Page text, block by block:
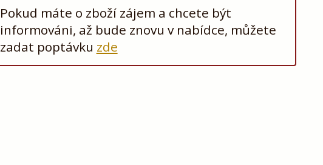
Pokud máte o zboží zájem a chcete být
informováni, až bude znovu v nabídce, můžete
zadat poptávku zde